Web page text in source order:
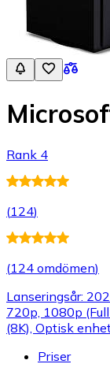
Rank 4
(124)
(124 omdömen)
Lanseringsår:
720p, 1080p
(8K), Optisk
Priser